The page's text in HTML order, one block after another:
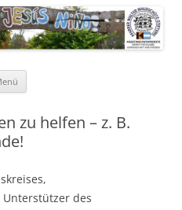
zu helfen – z. B.
des